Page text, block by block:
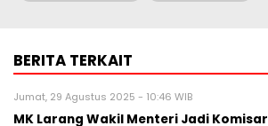
BERITA TERKAIT
Jumat, 29 Agustus 2025 - 10:46 WIB
MK Larang Wakil Menteri Jadi